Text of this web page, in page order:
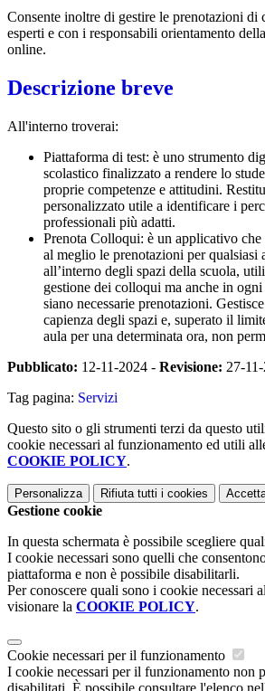
Consente inoltre di gestire le prenotazioni
esperti e con i responsabili orientamento
online.
Descrizione breve
All'interno troverai:
Piattaforma di test: è uno strumento
scolastico finalizzato a rendere lo
proprie competenze e attitudini.
personalizzato utile a identificare i
professionali più adatti.
Prenota Colloqui: è un applicativo
al meglio le prenotazioni per qualsiasi
all’interno degli spazi della scuola,
gestione dei colloqui ma anche in
siano necessarie prenotazioni.
capienza degli spazi e, superato il
aula per una determinata ora, non
Pubblicato: 12-11-2024 - Revisione: 27-
Tag pagina: Servizi
Questo sito o gli strumenti terzi da questo
cookie necessari al funzionamento ed utili
COOKIE POLICY.
Personalizza Rifiuta tutti i cookies
Gestione cookie
In questa schermata è possibile scegliere
I cookie necessari sono quelli che
piattaforma e non è possibile disabilitarli.
Per conoscere quali sono i cookie necessari
visionare la COOKIE POLICY.
Cookie necessari per il funzionamento
I cookie necessari per il funzionamento non
disabilitati. È possibile consultare l'elenco